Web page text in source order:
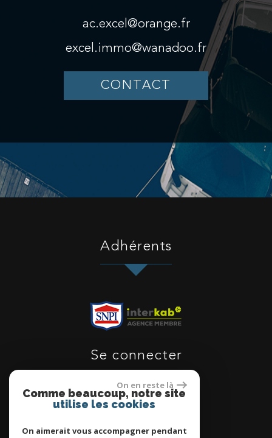
ac.excel@orange.fr
excel.immo@wanadoo.fr
CONTACT
adhérents
se connecter
On en reste là
Comme beaucoup, notre site
utilise les cookies
On aimerait vous accompagner pendant